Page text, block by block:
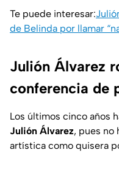
Te puede interesar:
de Belinda por llamar
Julión Álvarez
conferencia de
Los últimos cinco años
Julión Álvarez, pues no
artística como quisera